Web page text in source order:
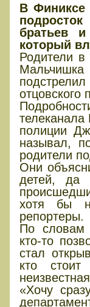
В Финиксе
братьев и
который
Родители
отцовского
полиции
называл,
родители
Они
детей, да
хотя бы
репортеры.
По словам
кто-то
стал
кто
«Хочу